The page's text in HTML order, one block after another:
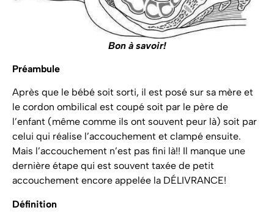
Bon à savoir!
Préambule
Après que le bébé soit sorti, il est posé sur sa mère et
le cordon ombilical est coupé soit par le père de
l’enfant (même comme ils ont souvent peur là) soit par
celui qui réalise l’accouchement et clampé ensuite.
Mais l’accouchement n’est pas fini là!! Il manque une
dernière étape qui est souvent taxée de petit
accouchement encore appelée la DÉLIVRANCE!
Définition